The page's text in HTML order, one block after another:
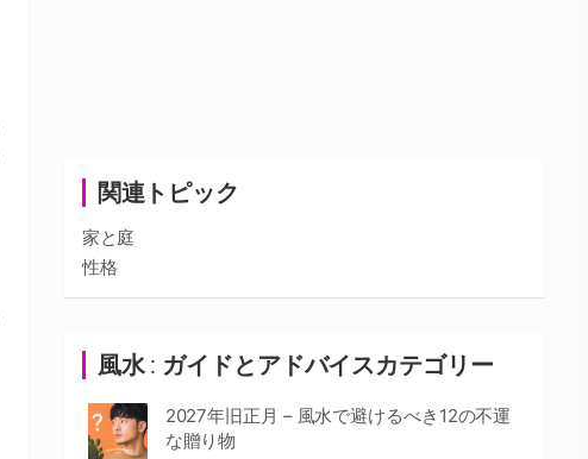
関連トピック
家と庭
性格
風水 : ガイドとアドバイスカテゴリー
2027年旧正月 – 風水で避けるべき12の不運
な贈り物